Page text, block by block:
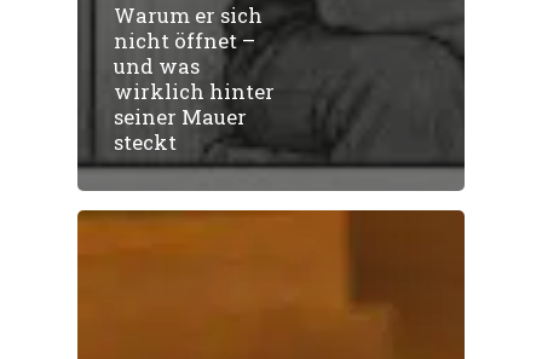
Warum er sich
nicht öffnet –
und was
wirklich hinter
seiner Mauer
steckt